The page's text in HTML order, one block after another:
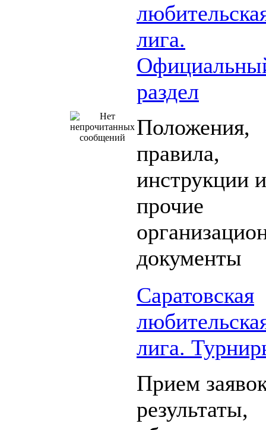
лига.
раздел
Положения,
правила,
инструкции и
прочие
документы
Саратовская
лига.
Прием
результаты,